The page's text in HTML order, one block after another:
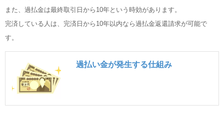
また、過払金は最終取引日から10年という時効があります。
完済している人は、完済日から10年以内なら過払金返還請求が可能で
す。
過払い金が発生する仕組み